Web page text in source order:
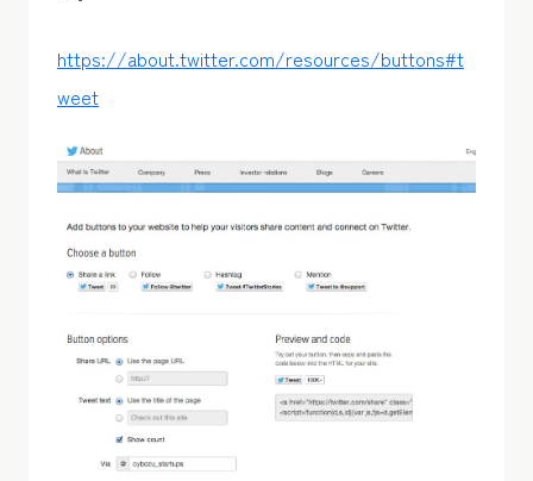
https://about.twitter.com/resources/buttons#t
weet